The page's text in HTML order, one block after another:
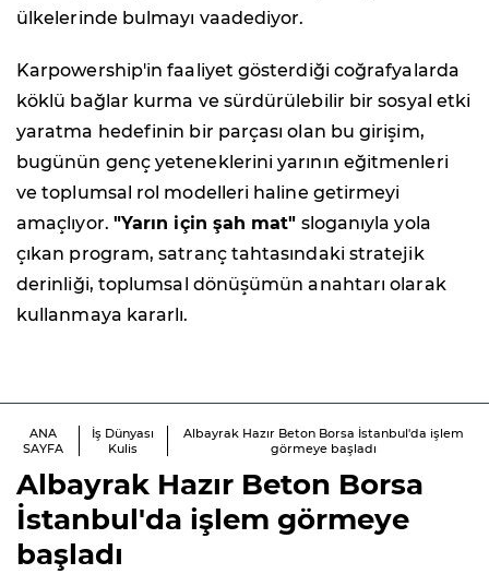
ülkelerinde bulmayı vaadediyor.
Karpowership'in faaliyet gösterdiği coğrafyalarda
köklü bağlar kurma ve sürdürülebilir bir sosyal etki
yaratma hedefinin bir parçası olan bu girişim,
bugünün genç yeteneklerini yarının eğitmenleri
ve toplumsal rol modelleri haline getirmeyi
amaçlıyor. "Yarın için şah mat" sloganıyla yola
çıkan program, satranç tahtasındaki stratejik
derinliği, toplumsal dönüşümün anahtarı olarak
kullanmaya kararlı.
ANA
SAYFA
İş Dünyası
Kulis
Albayrak Hazır Beton Borsa İstanbul'da işlem
görmeye başladı
Albayrak Hazır Beton Borsa
İstanbul'da işlem görmeye
başladı